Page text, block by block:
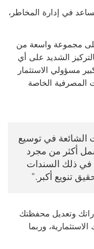
في إدارة المخاطر،
على مجموعة واسعة من
الشديد على أي
مسؤولي الاستثمار
المصرفية الخاصة
الشائعة في توسيع
أكثر من مجرد
في ذلك السندات
تنويع أكبر."
وتعديل محفظتك
الاستثمارية، وربما